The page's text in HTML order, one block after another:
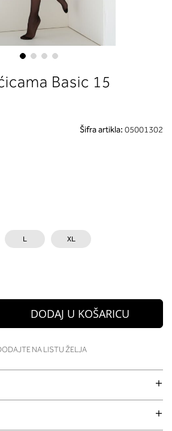
Basic 15
Šifra artikla: 05001302
L XL
DODAJ U KOŠARICU
NA LISTU ŽELJA
boste prebrali, katera globina
ustreza vaši meri (A, B …) – iščite v
stolpcu, ki ste ga določili s
obsegom.